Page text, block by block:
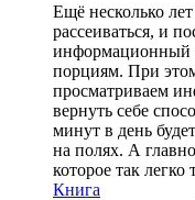
Eщё несколько
рассеиваться, и
информационный
порциям. При
просматриваем
вернуть себе
минут в день
на полях. А
которое так
Книга